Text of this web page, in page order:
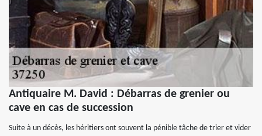
Antiquaire M. David : Débarras de grenier ou
cave en cas de succession
Suite à un décès, les héritiers ont souvent la pénible tâche de trier et vider